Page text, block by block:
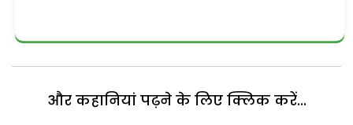
और कहानियां पढ़ने के लिए क्लिक करें...